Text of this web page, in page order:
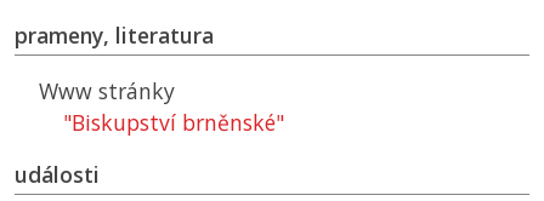
prameny, literatura
Www stránky
"Biskupství brněnské"
události